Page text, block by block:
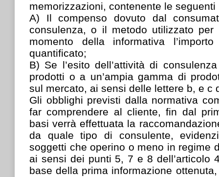
memorizzazioni, contenente le
A) Il compenso dovuto dal
consulenza, o il metodo utilizzato per
momento della informativa
quantificato;
B) Se l’esito dell’attività di
prodotti o a un’ampia gamma di
sul mercato, ai sensi delle lettere b, e c
Gli obblighi previsti dalla normativa
far comprendere al cliente, fin dal
basi verrà effettuata la
da quale tipo di consulente,
soggetti che operino o meno in regime
ai sensi dei punti 5, 7 e 8 dell’articolo
base della prima informazione